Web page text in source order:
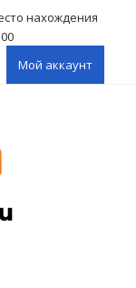
нахождения
Мой аккаунт